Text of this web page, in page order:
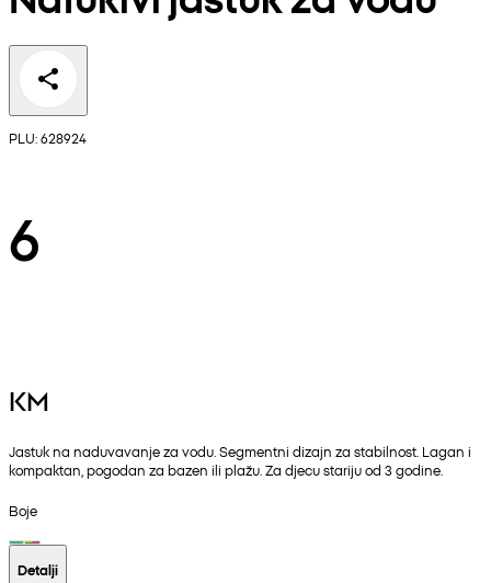
PLU: 628924
6
KM
Jastuk na naduvavanje za vodu. Segmentni dizajn za stabilnost. Lagan i
kompaktan, pogodan za bazen ili plažu. Za djecu stariju od 3 godine.
Boje
Detalji